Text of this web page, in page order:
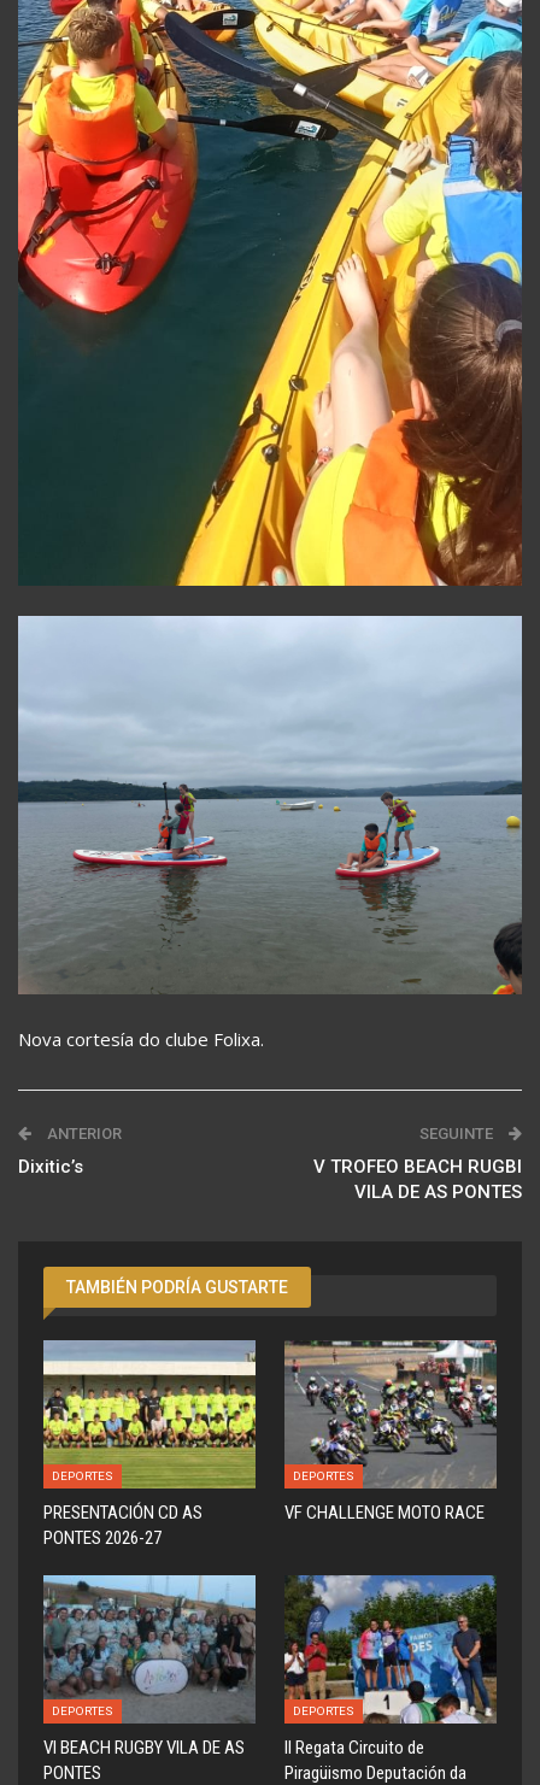
Nova cortesía do clube Folixa.
ANTERIOR
Dixitic’s
SEGUINTE
V TROFEO BEACH RUGBI
VILA DE AS PONTES
TAMBIÉN PODRÍA GUSTARTE
DEPORTES
PRESENTACIÓN CD AS
PONTES 2026-27
DEPORTES
VF CHALLENGE MOTO RACE
DEPORTES
VI BEACH RUGBY VILA DE AS
PONTES
DEPORTES
ll Regata Circuito de
Piragüismo Deputación da